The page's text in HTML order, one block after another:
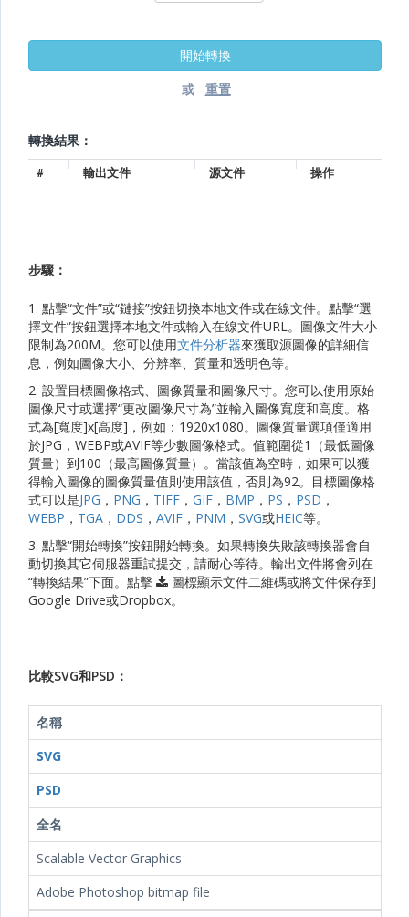
或
轉換結果：
# 輸出文件 源文件 操作
步驟：
1. 點擊“文件”或“鏈接”按鈕切換本地文件或在線文件。點擊“選
擇文件”按鈕選擇本地文件或輸入在線文件URL。圖像文件大小
限制為200M。您可以使用文件分析器來獲取源圖像的詳細信
息，例如圖像大小、分辨率、質量和透明色等。
2. 設置目標圖像格式、圖像質量和圖像尺寸。您可以使用原始
圖像尺寸或選擇“更改圖像尺寸為”並輸入圖像寬度和高度。格
式為[寬度]x[高度]，例如：1920x1080。圖像質量選項僅適用
於JPG，WEBP或AVIF等少數圖像格式。值範圍從1（最低圖像
質量）到100（最高圖像質量）。當該值為空時，如果可以獲
得輸入圖像的圖像質量值則使用該值，否則為92。目標圖像格
式可以是JPG ， PNG ， TIFF ， GIF ， BMP ， PS ， PSD ，
WEBP ， TGA ， DDS ， AVIF ， PNM ， SVG或HEIC等。
3. 點擊“開始轉換”按鈕開始轉換。如果轉換失敗該轉換器會自
動切換其它伺服器重試提交，請耐心等待。輸出文件將會列在
“轉換結果”下面。點擊
圖標顯示文件二維碼或將文件保存到
Google Drive或Dropbox。
比較SVG和PSD：
名稱
SVG
PSD
全名
Scalable Vector Graphics
Adobe Photoshop bitmap file